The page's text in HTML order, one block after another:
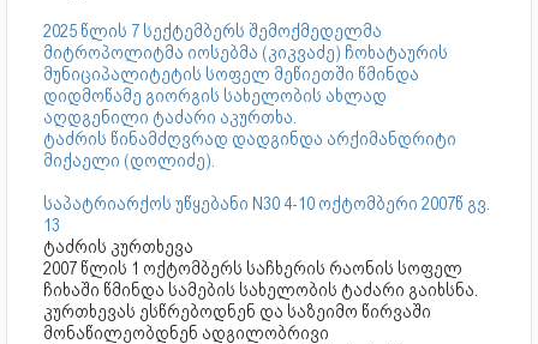
2025 წლის 7 სექტემბერს შემოქმედელმა
მიტროპოლიტმა იოსებმა (კიკვაძე) ჩოხატაურის
მუნიციპალიტეტის სოფელ მეწიეთში წმინდა
დიდმოწამე გიორგის სახელობის ახლად
აღდგენილი ტაძარი აკურთხა.
ტაძრის წინამძღვრად დადგინდა არქიმანდრიტი
მიქაელი (დოლიძე).
საპატრიარქოს უწყებანი N30 4-10 ოქტომბერი 2007წ გვ.
13
ტაძრის კურთხევა
2007 წლის 1 ოქტომბერს საჩხერის რაონის სოფელ
ჩიხაში წმინდა სამების სახელობის ტაძარი გაიხსნა.
კურთხევას ესწრებოდნენ და საზეიმო წირვაში
მონაწილეობდნენ ადგილობრივი